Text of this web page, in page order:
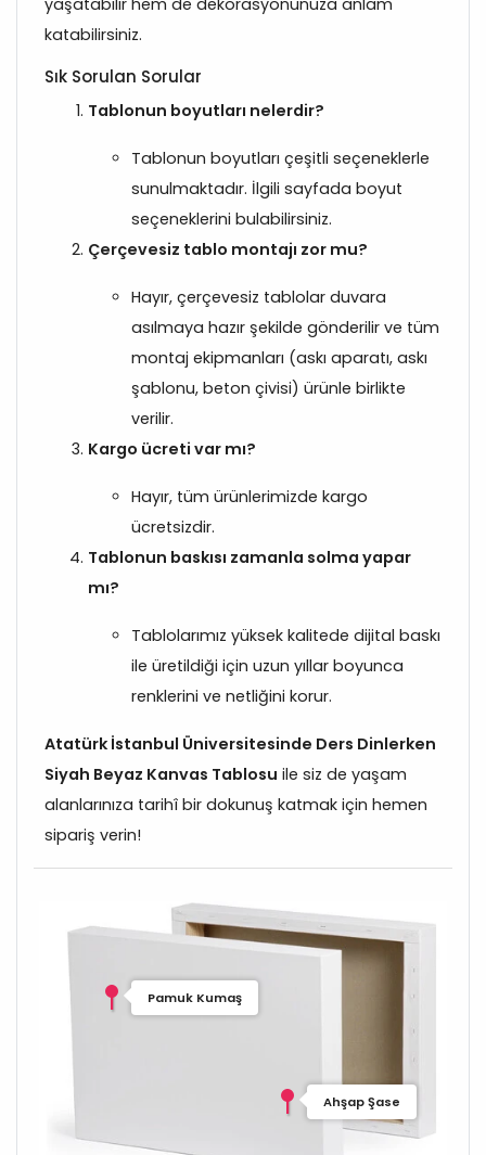
katabilirsiniz.
Sık Sorulan Sorular
Tablonun boyutları nelerdir?
Tablonun boyutları çeşitli seçeneklerle
sunulmaktadır. İlgili sayfada boyut
seçeneklerini bulabilirsiniz.
Çerçevesiz tablo montajı zor mu?
Hayır, çerçevesiz tablolar duvara
asılmaya hazır şekilde gönderilir ve tüm
montaj ekipmanları (askı aparatı, askı
şablonu, beton çivisi) ürünle birlikte
verilir.
Kargo ücreti var mı?
Hayır, tüm ürünlerimizde kargo
ücretsizdir.
Tablonun baskısı zamanla solma yapar
mı?
Tablolarımız yüksek kalitede dijital baskı
ile üretildiği için uzun yıllar boyunca
renklerini ve netliğini korur.
Atatürk İstanbul Üniversitesinde Ders Dinlerken
Siyah Beyaz Kanvas Tablosu ile siz de yaşam
alanlarınıza tarihî bir dokunuş katmak için hemen
sipariş verin!
Pamuk Kumaş
Ahşap Şase